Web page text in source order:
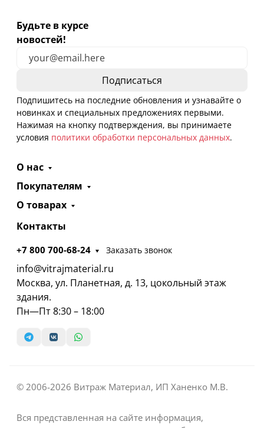
Будьте в курсе
новостей!
Подпишитесь на последние обновления и узнавайте о
новинках и специальных предложениях первыми.
Нажимая на кнопку подтверждения, вы принимаете
условия политики обработки персональных данных.
О нас
Покупателям
О товарах
Контакты
+7 800 700-68-24 Заказать звонок
info@vitrajmaterial.ru
Москва, ул. Планетная, д. 13, цокольный этаж
здания.
Пн—Пт 8:30 – 18:00
© 2006-2026 Витраж Материал, ИП Ханенко М.В.
Вся представленная на сайте информация,